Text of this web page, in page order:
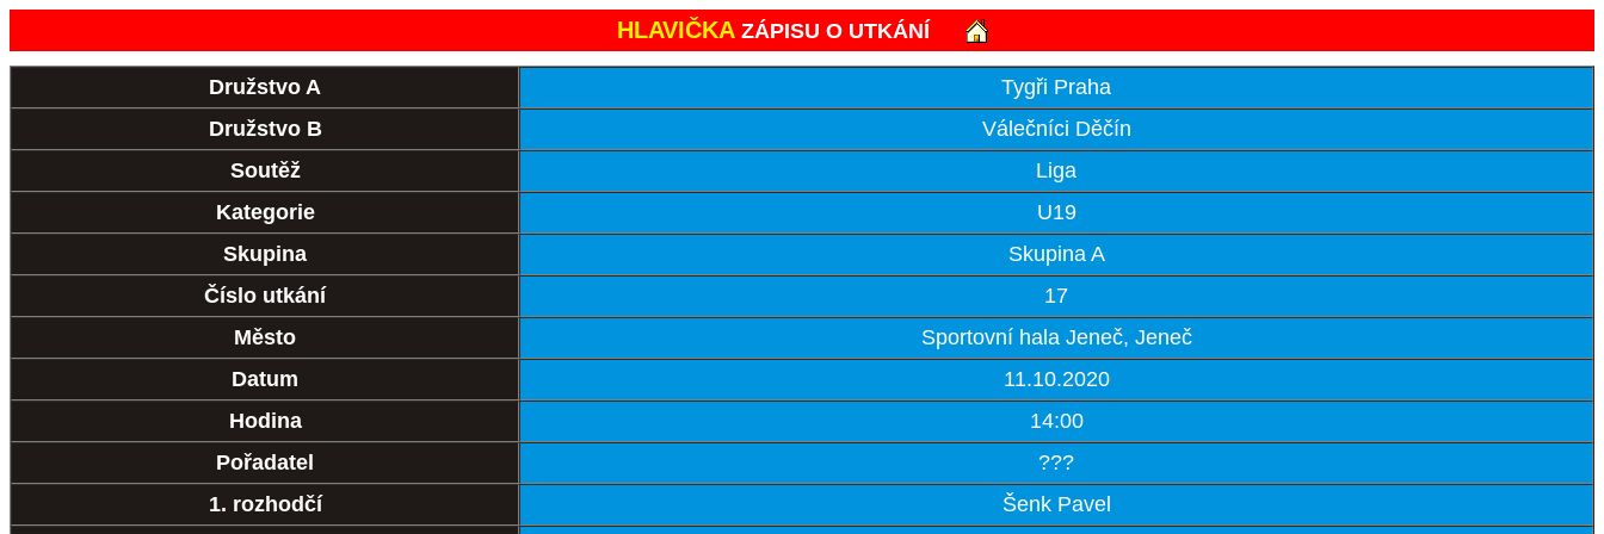
HLAVIČKAZÁPISU O UTKÁNÍ
Družstvo A
Tygři Praha
Družstvo B
Válečníci Děčín
Soutěž
Liga
Kategorie
U19
Skupina
Skupina A
Číslo utkání
17
Město
Sportovní hala Jeneč, Jeneč
Datum
11.10.2020
Hodina
14:00
Pořadatel
???
1. rozhodčí
Šenk Pavel